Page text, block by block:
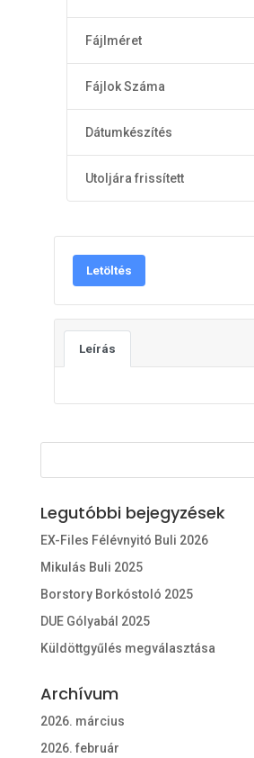
Fájlméret
Fájlok Száma
Dátumkészítés
Utoljára frissített
Letöltés
Leírás
Legutóbbi bejegyzések
EX-Files Félévnyitó Buli 2026
Mikulás Buli 2025
Borstory Borkóstoló 2025
DUE Gólyabál 2025
Küldöttgyűlés megválasztása
Archívum
2026. március
2026. február